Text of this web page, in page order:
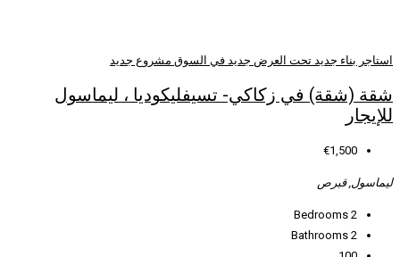
جديد في السوقمشروع جديد
تسيفليكوديا ، ليماسول